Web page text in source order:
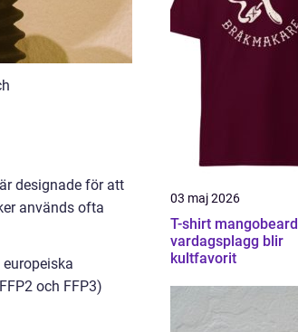
designade för att
används ofta
och FFP3)
03 maj 2026
T-shirt mangobeard när
vardagsplagg blir
kultfavorit